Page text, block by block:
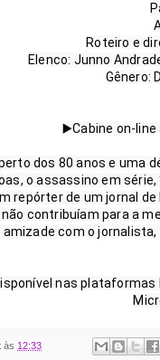
Roteiro e
Elenco: Junno
Gênero:
▶️Cabine on-
dos 80 anos e uma
o assassino em série,
repórter de um jornal
contribuíam para a
com o
nas plataformas
às 12:33